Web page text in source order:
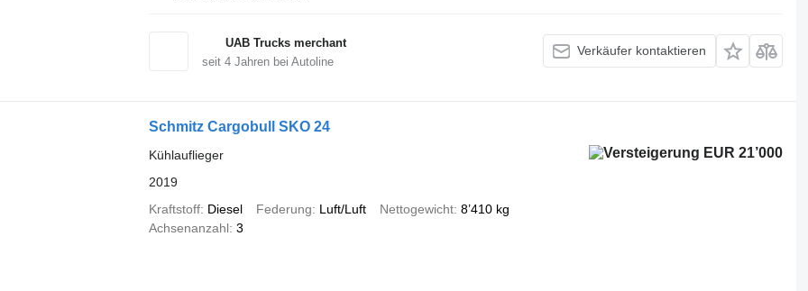
UAB Trucks merchant
seit 4Jahren bei Autoline
Verkäufer kontaktieren
Schmitz Cargobull SKO 24
EUR 21’000
Kühlauflieger
2019
Kraftstoff Diesel Federung Luft/Luft Nettogewicht 8’410 kg
Achsenanzahl 3